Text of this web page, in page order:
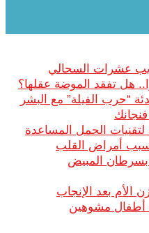
عشرات السحالي
“حرب الفيلة” مع البشر
فنجانك
لتقنيات الحمل المساعدة
أمراض القلب
بسرطان المبيض
الأم بعد الإنجاب
أطفال مشوهين